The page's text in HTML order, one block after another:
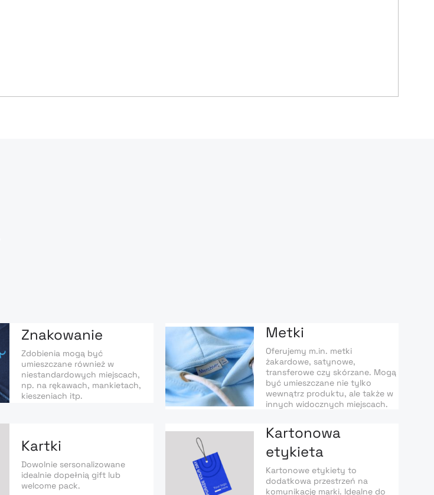
Znakowanie
Zdobienia mogą być
umieszczane również w
niestandardowych miejscach,
np. na rękawach, mankietach,
kieszeniach itp.
Metki
Oferujemy m.in. metki
żakardowe, satynowe,
transferowe czy skórzane. Mogą
być umieszczane nie tylko
wewnątrz produktu, ale także w
innych widocznych miejscach.
Kartki
Dowolnie sersonalizowane
idealnie dopełnią gift lub
welcome pack.
Kartonowa
etykieta
Kartonowe etykiety to
dodatkowa przestrzeń na
komunikację marki. Idealne do